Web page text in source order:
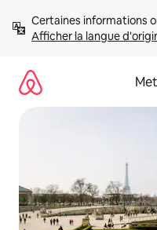
directement
Afficher la langue